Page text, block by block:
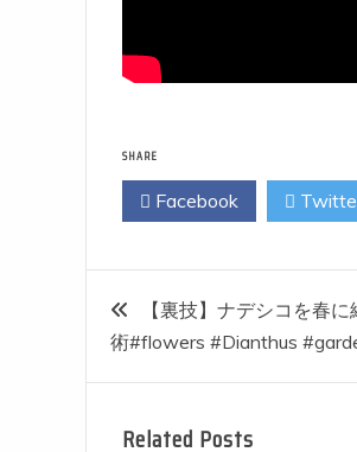
SHARE
Facebook
投
稿
ナ
【裏技】ナデシコを春
術#flowers #Dianthus
Related Posts